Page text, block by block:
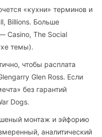
«кухни» терминов и
Billions. Больше
Casino, The Social
темы).
чтобы расплата
Glen Ross. Если
без гарантий
Dogs.
монтаж и эйфорию
аналитический